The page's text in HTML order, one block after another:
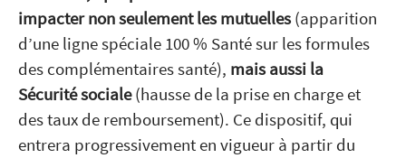
impacter non seulement les mutuelles (apparition
d’une ligne spéciale 100 % Santé sur les formules
des complémentaires santé), mais aussi la
Sécurité sociale(hausse de la prise en charge et
des taux de remboursement). Ce dispositif, qui
entrera progressivement en vigueur à partir du